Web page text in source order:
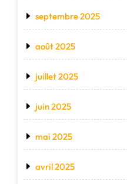
septembre 2025
août 2025
juillet 2025
juin 2025
mai 2025
avril 2025